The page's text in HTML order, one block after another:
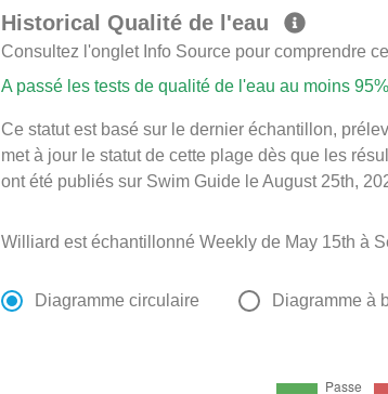
Historical Qualité de l'eau
Consultez l'onglet Info Source pour comprendre
A passé les tests de qualité de l'eau au moins
Ce statut est basé sur le dernier échantillon,
met à jour le statut de cette plage dès que les
ont été publiés sur Swim Guide le August 25th,
Williard est échantillonné Weekly de May 15th à
Diagramme circulaire Diagramme à